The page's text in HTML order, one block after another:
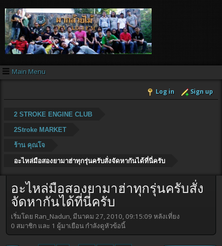
Main Menu
Log in Sign up
2 STROKE ENGINE CLUB
2Stroke MARKET
ร้าน คุณโจ
อะไหล่มือสองยามาฮ่าทุกรุ่นครับสั่งจัดหากันได้ที่นี่ครับ
อะไหล่มือสองยามาฮ่าทุกรุ่นครับสั่ง
จัดหากันได้ที่นี่ครับ
เริ่มโดย Ran_Nadun, มีนาคม 27, 2010, 09:15:09 หลังเที่ยง
0 สมาชิก และ 1 ผู้มาเยือน กำลังดูหัวข้อนี้